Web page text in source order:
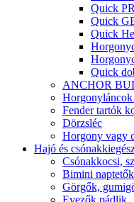
Quick
Quick
Quick
Quick
ANCHOR
Fender tartók
Dörzsléc
Horgony vagy
Hajó és
Csónakkocsi,
Bimini
Görgők,
Evezők pádlik